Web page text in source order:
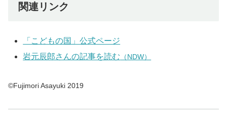
関連リンク
「こどもの国」公式ページ
岩元辰郎さんの記事を読む （NDW）
©Fujimori Asayuki 2019